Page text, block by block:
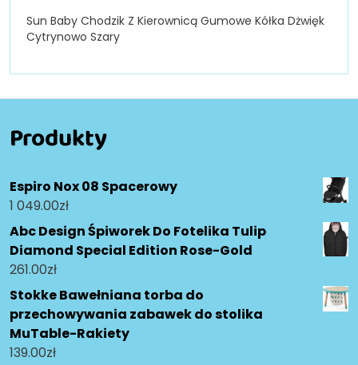
Sun Baby Chodzik Z Kierownicą Gumowe Kółka Dżwięk
Cytrynowo Szary
Produkty
Espiro Nox 08 Spacerowy
1 049.00zł
Abc Design Śpiworek Do Fotelika Tulip
Diamond Special Edition Rose-Gold
261.00zł
Stokke Bawełniana torba do
przechowywania zabawek do stolika
MuTable-Rakiety
139.00zł